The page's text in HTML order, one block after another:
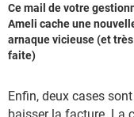
Ce mail de votre
Ameli cache une
arnaque vicieuse (et
faite)
Enfin, deux cases